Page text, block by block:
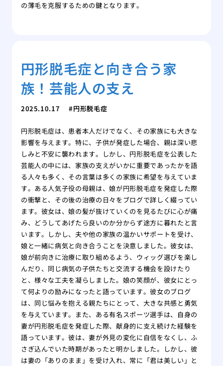
の薄毛を克服するための鍵となります。
円形脱毛症と向き合う家
族！芸能人の支え
2025.10.17 円形脱毛症
円形脱毛症は、患者本人だけでなく、その家族にも大きな
影響を与えます。特に、子供が発症した場合、親は深い悲
しみと不安に襲われます。しかし、円形脱毛症を公表した
芸能人の中には、家族の支えがいかに重要であったかを語
る人々も多く、その言葉は多くの家族に希望を与えていま
す。ある人気子役の母親は、娘が円形脱毛症を発症した際
の衝撃と、その後の治療の日々をブログで詳しく綴ってい
ます。彼女は、娘の髪が抜けていくのを見るたびに心が痛
み、どうしてあげたら良いのか分からず途方に暮れたと言
います。しかし、夫や他の家族の温かいサポートを受け、
娘と一緒に病気と向き合うことを決意しました。彼女は、
娘が前向きに治療に取り組めるよう、ウィッグ選びを楽し
んだり、同じ病気の子供たちと交流する機会を設けたり
と、様々な工夫を凝らしました。娘の笑顔が、彼女にとっ
て何よりの励みになったと語っています。彼女のブログ
は、同じ悩みを抱える親たちにとって、大きな共感と勇気
を与えています。また、ある有名スポーツ選手は、自身の
妻が円形脱毛症を発症した際、献身的に支え続けた経験を
語っています。彼は、妻が外見の変化に自信をなくし、ふ
さぎ込んでいた時期があったと明かしました。しかし、彼
は妻の「ありのまま」を受け入れ、常に「君は美しい」と